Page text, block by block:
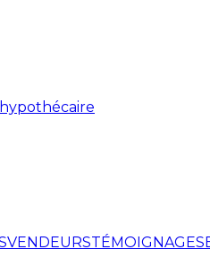
VENDEURSTÉMOIGNAGES